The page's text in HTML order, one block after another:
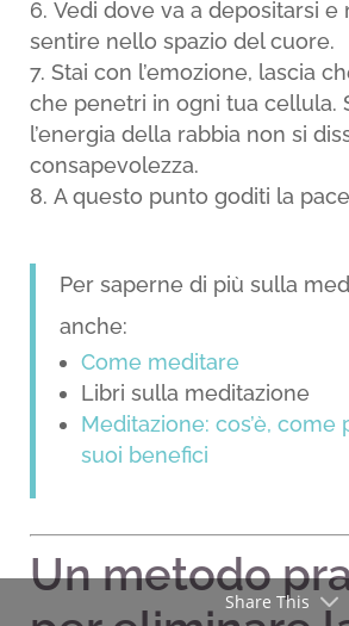
Vedi dove va a depositarsi e
sentire nello spazio del cuore.
Stai con l’emozione, lascia
che penetri in ogni tua cellula.
l’energia della rabbia non si
consapevolezza.
A questo punto goditi la
Per saperne di più sulla
anche:
Come meditare
Libri sulla meditazione
Meditazione: cos’è, come
suoi benefici
Un metodo
Share This